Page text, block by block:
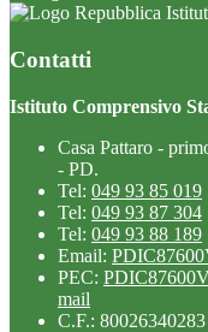
Contatti
Istituto Comprensivo
Casa Pattaro -
- PD.
Tel: 049 93 85 019
Tel: 049 93 87 304
Tel: 049 93 88 189
Email:
PEC:
mail
C.F.: 80026340283